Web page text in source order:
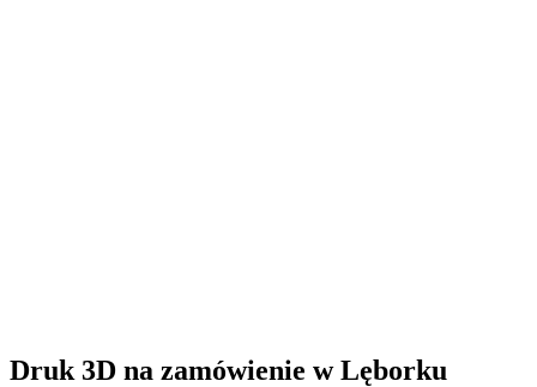
Druk 3D na zamówienie w Lęborku